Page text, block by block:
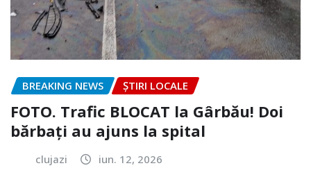
BREAKING NEWS ȘTIRI LOCALE
FOTO. Trafic BLOCAT la Gârbău! Doi
bărbați au ajuns la spital
clujazi iun. 12, 2026